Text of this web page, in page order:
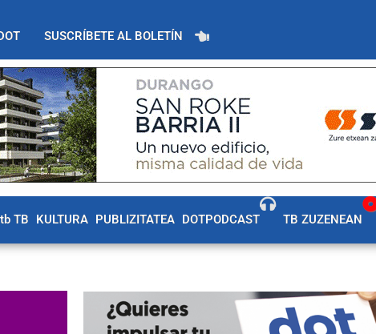
SUSCRÍBETE AL BOLETÍN
TB KULTURA PUBLIZITATEA DOTPODCAST TB ZUZENEAN